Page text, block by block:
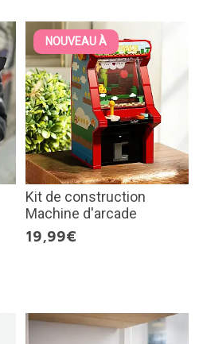
NOUVEAU À
Kit de construction
Machine d'arcade
19,99€